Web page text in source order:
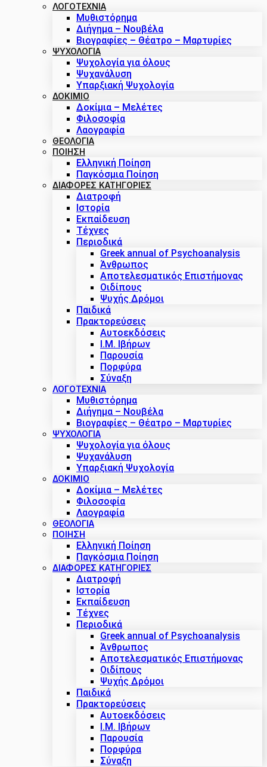
ΛΟΓΟΤΕΧΝΙΑ
Μυθιστόρημα
Διήγημα – Νουβέλα
Βιογραφίες – Θέατρο – Μαρτυρίες
ΨΥΧΟΛΟΓΙΑ
Ψυχολογία για όλους
Ψυχανάλυση
Υπαρξιακή Ψυχολογία
ΔΟΚΊΜΙΟ
Δοκίμια – Μελέτες
Φιλοσοφία
Λαογραφία
ΘΕΟΛΟΓΙΑ
ΠΟΙΗΣΗ
Ελληνική Ποίηση
Παγκόσμια Ποίηση
ΔΙΑΦΟΡΕΣ ΚΑΤΗΓΟΡΙΕΣ
Διατροφή
Ιστορία
Εκπαίδευση
Τέχνες
Περιοδικά
Greek annual of Psychoanalysis
Άνθρωπος
Αποτελεσματικός Επιστήμονας
Οιδίπους
Ψυχής Δρόμοι
Παιδικά
Πρακτoρεύσεις
Αυτοεκδόσεις
Ι.Μ. Ιβήρων
Παρουσία
Πορφύρα
Σύναξη
ΛΟΓΟΤΕΧΝΙΑ
Μυθιστόρημα
Διήγημα – Νουβέλα
Βιογραφίες – Θέατρο – Μαρτυρίες
ΨΥΧΟΛΟΓΙΑ
Ψυχολογία για όλους
Ψυχανάλυση
Υπαρξιακή Ψυχολογία
ΔΟΚΊΜΙΟ
Δοκίμια – Μελέτες
Φιλοσοφία
Λαογραφία
ΘΕΟΛΟΓΙΑ
ΠΟΙΗΣΗ
Ελληνική Ποίηση
Παγκόσμια Ποίηση
ΔΙΑΦΟΡΕΣ ΚΑΤΗΓΟΡΙΕΣ
Διατροφή
Ιστορία
Εκπαίδευση
Τέχνες
Περιοδικά
Greek annual of Psychoanalysis
Άνθρωπος
Αποτελεσματικός Επιστήμονας
Οιδίπους
Ψυχής Δρόμοι
Παιδικά
Πρακτoρεύσεις
Αυτοεκδόσεις
Ι.Μ. Ιβήρων
Παρουσία
Πορφύρα
Σύναξη